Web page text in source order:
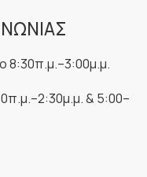
8:30π.μ.–3:00μ.μ.
& 5:00–